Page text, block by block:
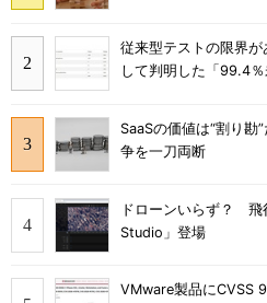
従来型テストの限界
して判明した「99.4
SaaSの価値は“割り
争を一刀両断
ドローンいらず？ 飛
Studio」登場
VMware製品にCVSS